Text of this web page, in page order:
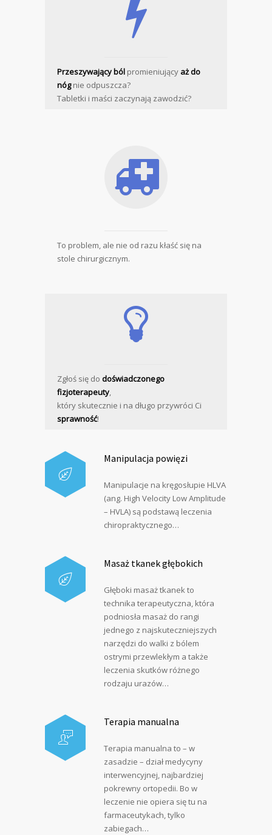
Przeszywający ból promieniujący aż do
nógnie odpuszcza?
Tabletki i maści zaczynają zawodzić?
To problem, ale nie od razu kłaść się na
stole chirurgicznym.
Zgłoś się do doświadczonego
fizjoterapeuty,
który skutecznie i na długo przywróci Ci
sprawność!
Manipulacja powięzi
Manipulacje na kręgosłupie HLVA
(ang. High Velocity Low Amplitude
– HVLA) są podstawą leczenia
chiropraktycznego…
Masaż tkanek głębokich
Głęboki masaż tkanek to
technika terapeutyczna, która
podniosła masaż do rangi
jednego z najskuteczniejszych
narzędzi do walki z bólem
ostrymi przewlekłym a także
leczenia skutków różnego
rodzaju urazów…
Terapia manualna
Terapia manualna to – w
zasadzie – dział medycyny
interwencyjnej, najbardziej
pokrewny ortopedii. Bo w
leczenie nie opiera się tu na
farmaceutykach, tylko
zabiegach…